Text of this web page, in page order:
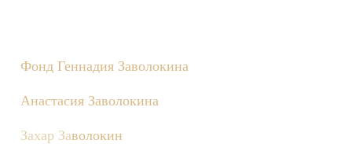
Фонд Геннадия Заволокина
Анастасия Заволокина
Захар Заволокин